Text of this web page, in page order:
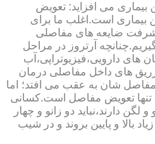
بیماری می افزاید: تعویض
بیماری است.اغلب ما برای
ضایعه های مفاصلی
آرتروز در مراحل
های دارویی،فیزیوتراپی،آب
های داخل مفاصلی درمان
شان به عقب می افتد؛ اما
تنها تعویض مفاصل است.کسانی
دارند،نباید دو زانو و چهار
بالا و پایین بروند و در شیب